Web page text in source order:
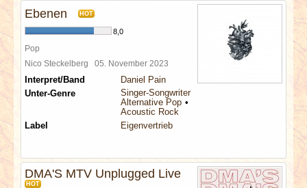
SPECIALS
REDAKTION
LINKS
Ebenen HOT
8,0
Pop
Nico Steckelberg 05. November 2023
Interpret/Band
Daniel Pain
Unter-Genre
Singer-Songwriter
Alternative Pop
Acoustic Rock
Label
Eigenvertrieb
DMA'S MTV Unplugged Live
HOT